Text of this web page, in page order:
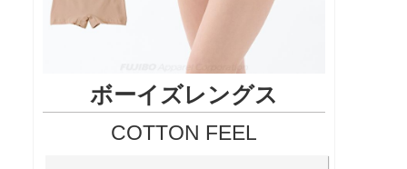
ボーイズレングス
COTTON FEEL